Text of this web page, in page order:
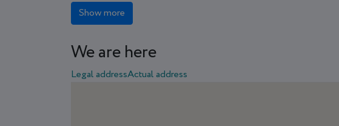
Show more
We are here
Legal addressActual address